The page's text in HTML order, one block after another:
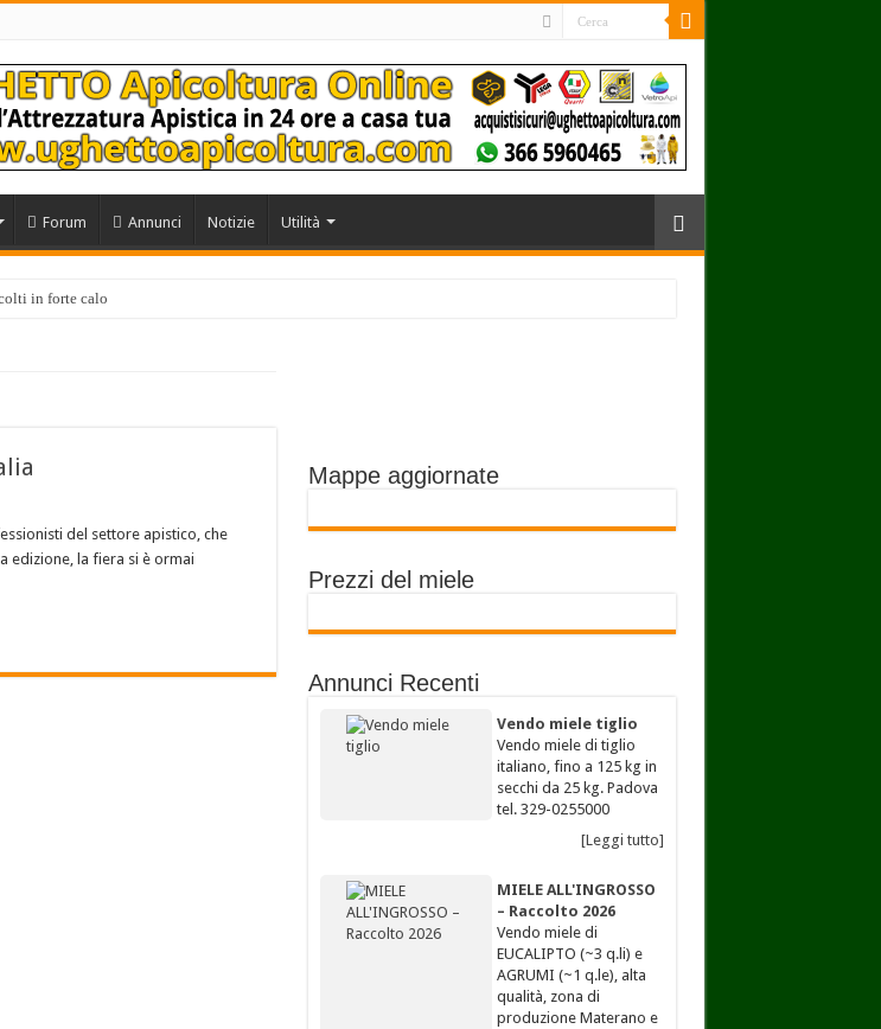
Forum Annunci Notizie Utilità
in forte calo
del settore apistico, che
edizione, la fiera si è ormai
Mappe aggiornate
Prezzi del miele
Annunci Recenti
Vendo miele tiglio
Vendo miele di tiglio
italiano, fino a 125 kg in
secchi da 25 kg. Padova
tel. 329-0255000
[Leggi tutto]
MIELE ALL'INGROSSO
– Raccolto 2026
Vendo miele di
EUCALIPTO (~3 q.li) e
AGRUMI (~1 q.le), alta
qualità, zona di
produzione Materano e